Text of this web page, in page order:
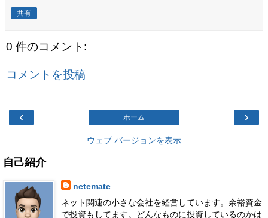
共有
0 件のコメント:
コメントを投稿
‹ ›
ホーム
ウェブ バージョンを表示
自己紹介
netemate
ネット関連の小さな会社を経営しています。余裕資金
で投資もしてます。どんなものに投資しているのかは